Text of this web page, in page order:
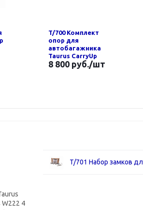
T/700 Комплект
опор для
автобагажника
Taurus CarryUp
8 800 руб./шт
W222 4
T/701 Набор замков